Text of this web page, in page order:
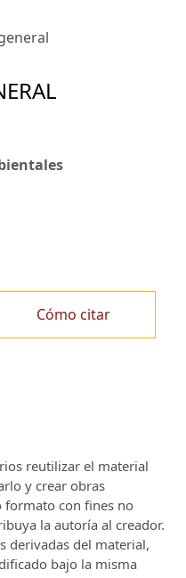
Cómo citar
reutilizar el material
y crear obras
formato con fines no
la autoría al creador.
derivadas del material,
bajo la misma